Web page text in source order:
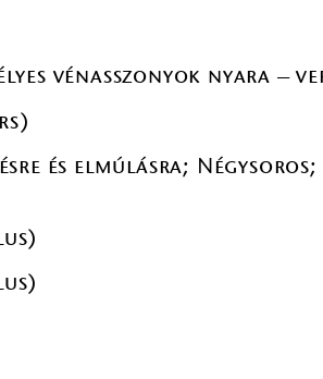
vénasszonyok nyara –
és elmúlásra;